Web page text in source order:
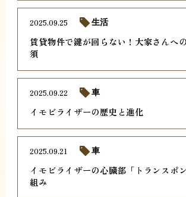
賃貸物件で鍵が回らない！大家さんへ
須
2025.09.25 生活
イモビライザーの歴史と進化
2025.09.22 車
イモビライザーの心臓部「トランスポ
組み
2025.09.21 車